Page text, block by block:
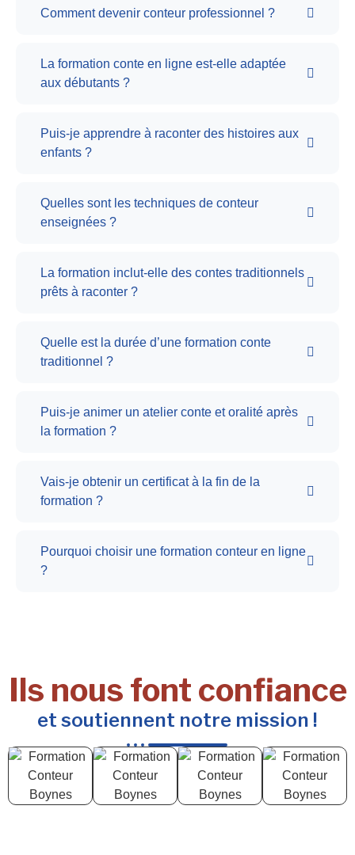
Comment devenir conteur professionnel ?
La formation conte en ligne est-elle adaptée
aux débutants ?
Puis-je apprendre à raconter des histoires aux
enfants ?
Quelles sont les techniques de conteur
enseignées ?
La formation inclut-elle des contes traditionnels
prêts à raconter ?
Quelle est la durée d’une formation conte
traditionnel ?
Puis-je animer un atelier conte et oralité après
la formation ?
Vais-je obtenir un certificat à la fin de la
formation ?
Pourquoi choisir une formation conteur en ligne
?
Ils nous font confiance
et soutiennent notre mission !